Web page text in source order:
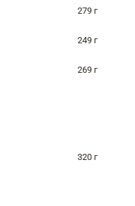
279 г
249 г
269 г
320 г